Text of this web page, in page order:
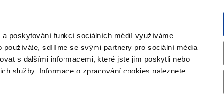
poskytování funkcí sociálních médií využíváme
používáte, sdílíme se svými partnery pro sociální média
s dalšími informacemi, které jste jim poskytli nebo
služby. Informace o zpracování cookies naleznete
Vyhledat
Pohybujte
šipkami